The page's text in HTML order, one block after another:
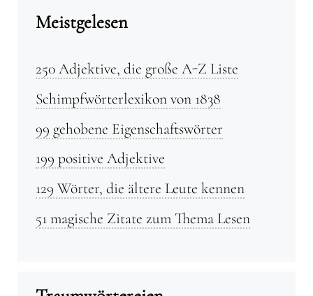
Meistgelesen
250 Adjektive, die große A-Z Liste
Schimpfwörterlexikon von 1838
99 gehobene Eigenschaftswörter
199 positive Adjektive
129 Wörter, die ältere Leute kennen
51 magische Zitate zum Thema Lesen